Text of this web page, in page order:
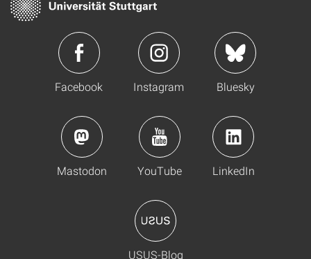
Facebook Instagram Bluesky
Mastodon YouTube LinkedIn
USUS-Blog